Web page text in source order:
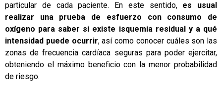
particular de cada paciente. En este sentido, es usual
realizar una prueba de esfuerzo con consumo de
oxígeno para saber si existe isquemia residual y a qué
intensidad puede ocurrir, así como conocer cuáles son las
zonas de frecuencia cardíaca seguras para poder ejercitar,
obteniendo el máximo beneficio con la menor probabilidad
de riesgo.